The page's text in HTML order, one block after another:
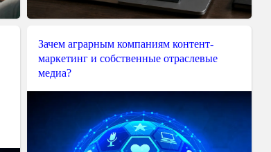
Зачем аграрным компаниям контент-
маркетинг и собственные отраслевые
медиа?